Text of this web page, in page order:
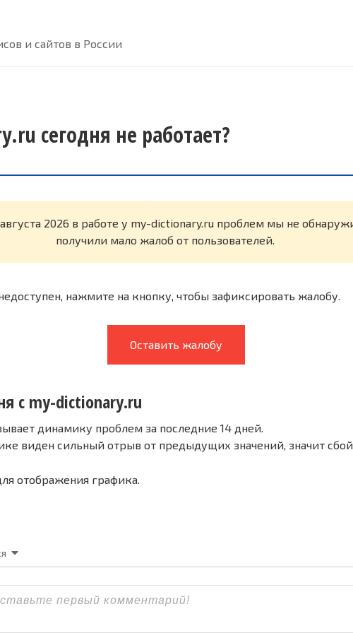
и сайтов в России
сегодня не работает?
августа 2026 в работе у my-dictionary.ru проблем мы не
получили мало жалоб от пользователей.
нажмите на кнопку, чтобы зафиксировать жалобу.
Оставить жалобу
с my-dictionary.ru
динамику проблем за последние 14 дней.
виден сильный отрыв от предыдущих значений, значит
отображения графика.